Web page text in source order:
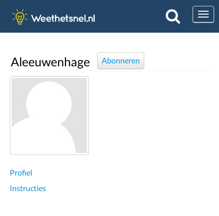
Aleeuwenhage Abonneren
Profiel
Instructies